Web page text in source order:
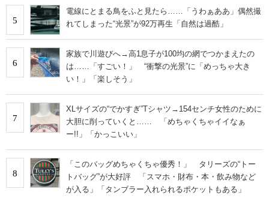
5
電線にとまる鳥をふと見たら……「うわぁああ」偶然撮
れてしまった“光景”が92万再生「自然は過酷」
6
家族で川遊びへ→高1息子が100均の網でつかまえたの
は……「すごい！」 “衝撃の光景”に「めっちゃ大き
い！」「楽しそう」
7
XLサイズの“でかすぎ”Tシャツ→154センチ女性のために
大胆に削っていくと…… 「めちゃくちゃイイなぁ
ー!!」「かっこいい」
8
「このバッグめちゃくちゃ優秀！」 タリーズの“トー
トバッグ”が大好評 「スマホ・財布・本・飲み物など
が入る」「タンブラー入れられるポケットもある」